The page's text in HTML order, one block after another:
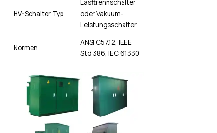
HV-Schalter Typ
Lasttrennschalter
oder Vakuum-
Leistungsschalter
Normen
ANSI C57.12, IEEE
Std 386, IEC 61330